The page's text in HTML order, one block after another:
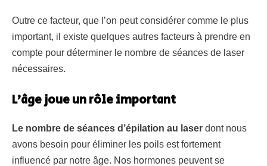
Outre ce facteur, que l’on peut considérer comme le plus
important, il existe quelques autres facteurs à prendre en
compte pour déterminer le nombre de séances de laser
nécessaires.
L’âge joue un rôle important
Le nombre de séances d’épilation au laser dont nous
avons besoin pour éliminer les poils est fortement
influencé par notre âge. Nos hormones peuvent se